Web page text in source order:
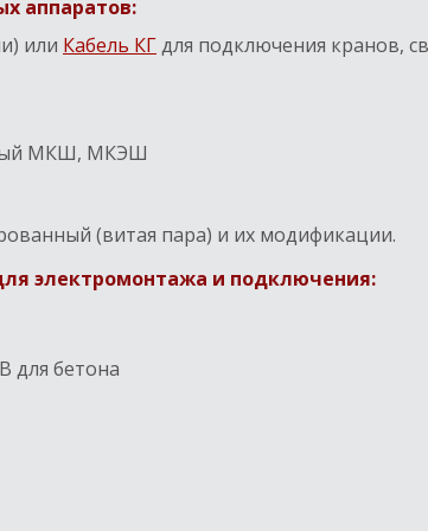
аппаратов:
или Кабель КГдля подключения кранов,
МКШ, МКЭШ
(витая пара) и их модификации.
электромонтажа и подключения:
для бетона